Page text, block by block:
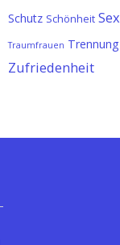
Schutz Schönheit Sex
Traumfrauen Trennung
Zufriedenheit